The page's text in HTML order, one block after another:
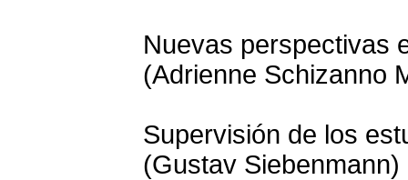
Nuevas perspectivas
(Adrienne Schizanno
Supervisión de los
(Gustav Siebenmann)